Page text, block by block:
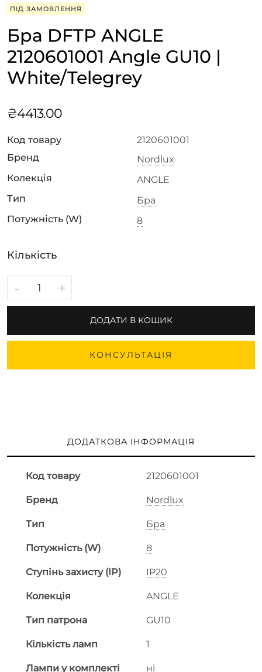
ПІД ЗАМОВЛЕННЯ
Бра DFTP ANGLE
2120601001 Angle GU10 |
White/Telegrey
₴4413.00
Код товару
2120601001
Бренд
Nordlux
Колекція
ANGLE
Тип
Бра
Потужність (W)
8
Кількість
- +
ДОДАТИ В КОШИК
КОНСУЛЬТАЦІЯ
ДОДАТКОВА ІНФОРМАЦІЯ
Код товару 2120601001
Бренд Nordlux
Тип Бра
Потужність (W) 8
Ступінь захисту (IP) IP20
Колекція ANGLE
Тип патрона GU10
Кількість ламп 1
Лампи у комплекті ні